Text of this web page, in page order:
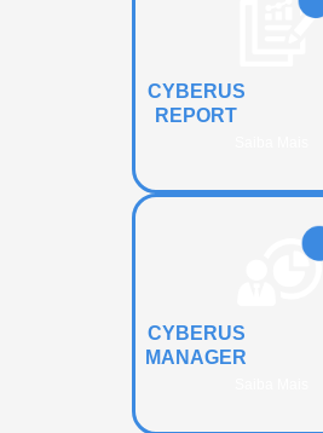
CYBERUS
REPORT
CYBERUS
MANAGER